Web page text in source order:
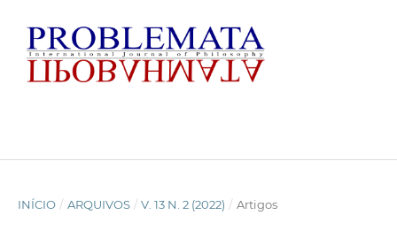
INÍCIO / ARQUIVOS / V. 13 N. 2 (2022) / Artigos